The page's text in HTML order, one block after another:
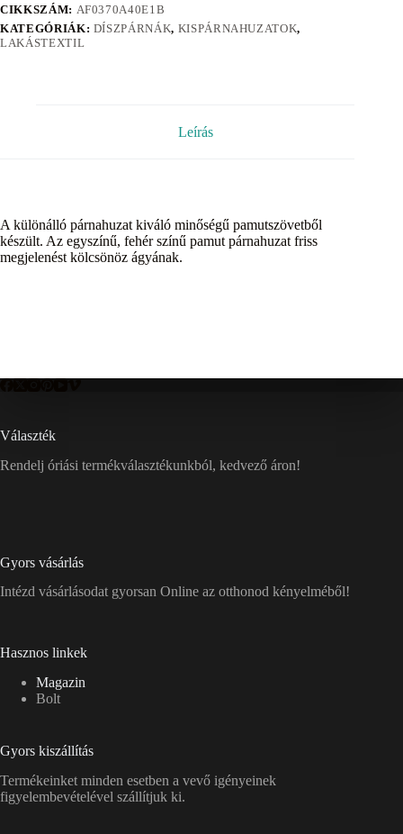
CIKKSZÁM: AF0370A40E1B
KATEGÓRIÁK: DÍSZPÁRNÁK, KISPÁRNAHUZATOK,
LAKÁSTEXTIL
Leírás
A különálló párnahuzat kiváló minőségű pamutszövetből
készült. Az egyszínű, fehér színű pamut párnahuzat friss
megjelenést kölcsönöz ágyának.
Választék
Rendelj óriási termékválasztékunkból, kedvező áron!
Gyors vásárlás
Intézd vásárlásodat gyorsan Online az otthonod kényelméből!
Hasznos linkek
Magazin
Bolt
Gyors kiszállítás
Termékeinket minden esetben a vevő igényeinek
figyelembevételével szállítjuk ki.